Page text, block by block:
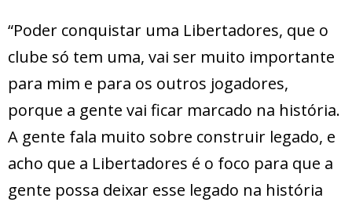
“Poder conquistar uma Libertadores, que o
clube só tem uma, vai ser muito importante
para mim e para os outros jogadores,
porque a gente vai ficar marcado na história.
A gente fala muito sobre construir legado, e
acho que a Libertadores é o foco para que a
gente possa deixar esse legado na história